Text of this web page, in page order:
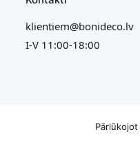
klientiem@bonideco.lv
I-V 11:00-18:00
Pārlūkojot